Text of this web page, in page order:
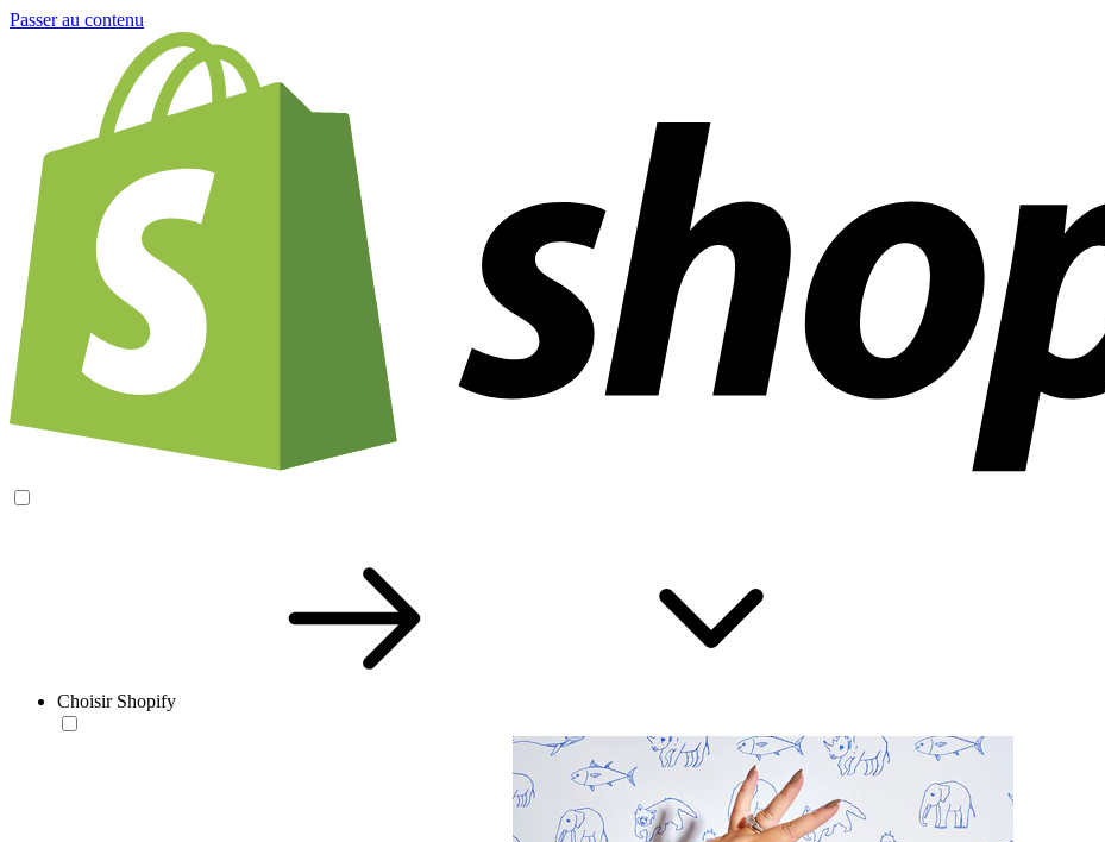
Passer au contenu
Choisir Shopify